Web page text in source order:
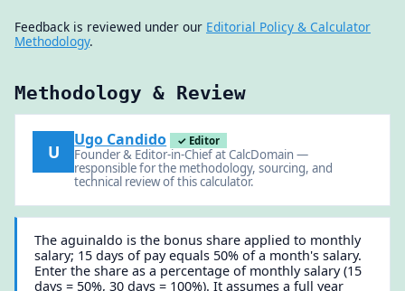
Feedback is reviewed under our Editorial Policy & Calculator
Methodology.
Methodology & Review
U
Ugo Candido ✓ Editor
Founder & Editor-in-Chief at CalcDomain —
responsible for the methodology, sourcing, and
technical review of this calculator.
The aguinaldo is the bonus share applied to monthly
salary; 15 days of pay equals 50% of a month's salary.
Enter the share as a percentage of monthly salary (15
days = 50%, 30 days = 100%). It assumes a full year